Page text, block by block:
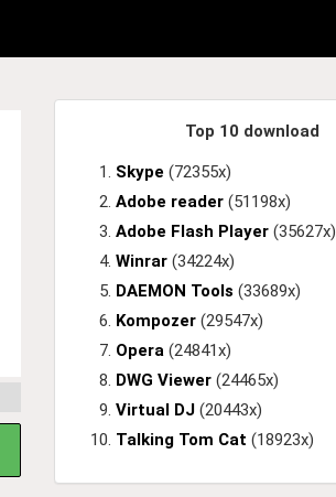
Top 10 download
Skype (72355x)
Adobe reader (51198x)
Adobe Flash Player (35627x)
Winrar (34224x)
DAEMON Tools (33689x)
Kompozer (29547x)
Opera (24841x)
DWG Viewer (24465x)
Virtual DJ (20443x)
Talking Tom Cat (18923x)